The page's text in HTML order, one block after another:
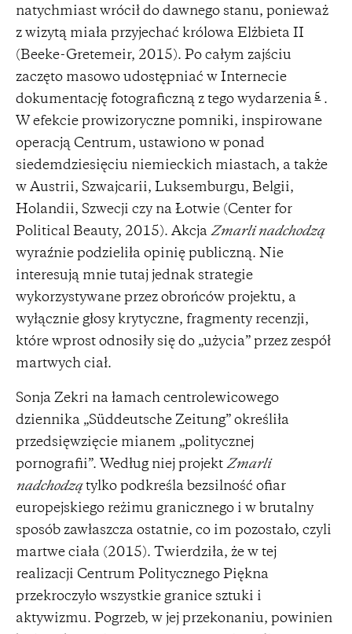
natychmiast wrócił do dawnego stanu, ponieważ
z wizytą miała przyjechać królowa Elżbieta II
(Beeke-Gretemeir, 2015). Po całym zajściu
zaczęto masowo udostępniać w Internecie
dokumentację fotograficzną z tego wydarzenia 5 .
W efekcie prowizoryczne pomniki, inspirowane
operacją Centrum, ustawiono w ponad
siedemdziesięciu niemieckich miastach, a także
w Austrii, Szwajcarii, Luksemburgu, Belgii,
Holandii, Szwecji czy na Łotwie (Center for
Political Beauty, 2015). Akcja Zmarli nadchodzą
wyraźnie podzieliła opinię publiczną. Nie
interesują mnie tutaj jednak strategie
wykorzystywane przez obrońców projektu, a
wyłącznie głosy krytyczne, fragmenty recenzji,
które wprost odnosiły się do „użycia” przez zespół
martwych ciał.
Sonja Zekri na łamach centrolewicowego
dziennika „Süddeutsche Zeitung” określiła
przedsięwzięcie mianem „politycznej
pornografii”. Według niej projekt Zmarli
nadchodzątylko podkreśla bezsilność ofiar
europejskiego reżimu granicznego i w brutalny
sposób zawłaszcza ostatnie, co im pozostało, czyli
martwe ciała (2015). Twierdziła, że w tej
realizacji Centrum Politycznego Piękna
przekroczyło wszystkie granice sztuki i
aktywizmu. Pogrzeb, w jej przekonaniu, powinien